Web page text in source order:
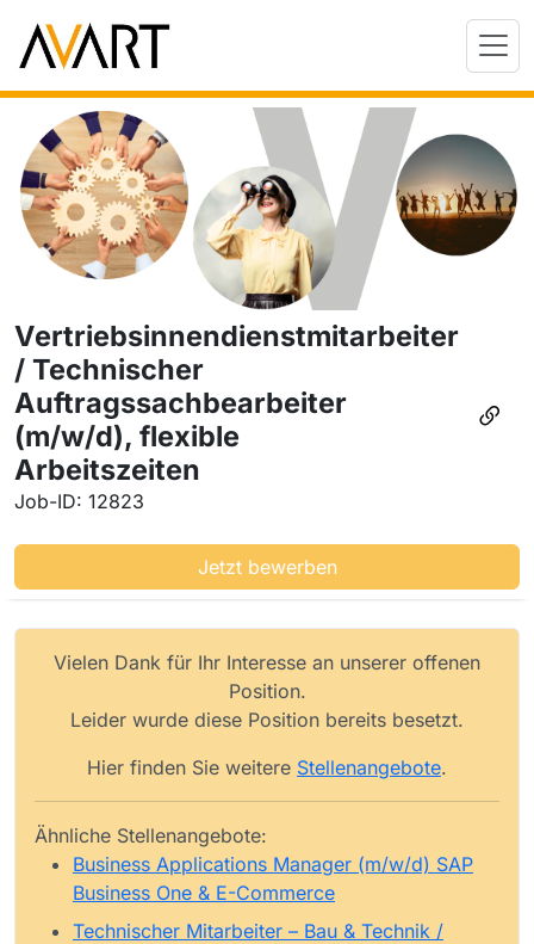
Vertriebsinnendienstmitarbeiter
/ Technischer
Auftragssachbearbeiter
(m/w/d), flexible
Arbeitszeiten
Job-ID: 12823
Jetzt bewerben
Vielen Dank für Ihr Interesse an unserer offenen
Position.
Leider wurde diese Position bereits besetzt.
Hier finden Sie weitere Stellenangebote.
Ähnliche Stellenangebote:
Business Applications Manager (m/w/d) SAP
Business One & E-Commerce
Technischer Mitarbeiter – Bau & Technik /